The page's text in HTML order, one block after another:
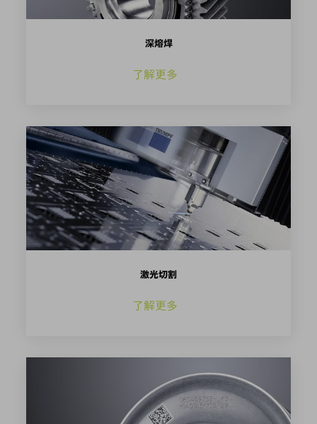
深熔焊
了解更多
激光切割
了解更多